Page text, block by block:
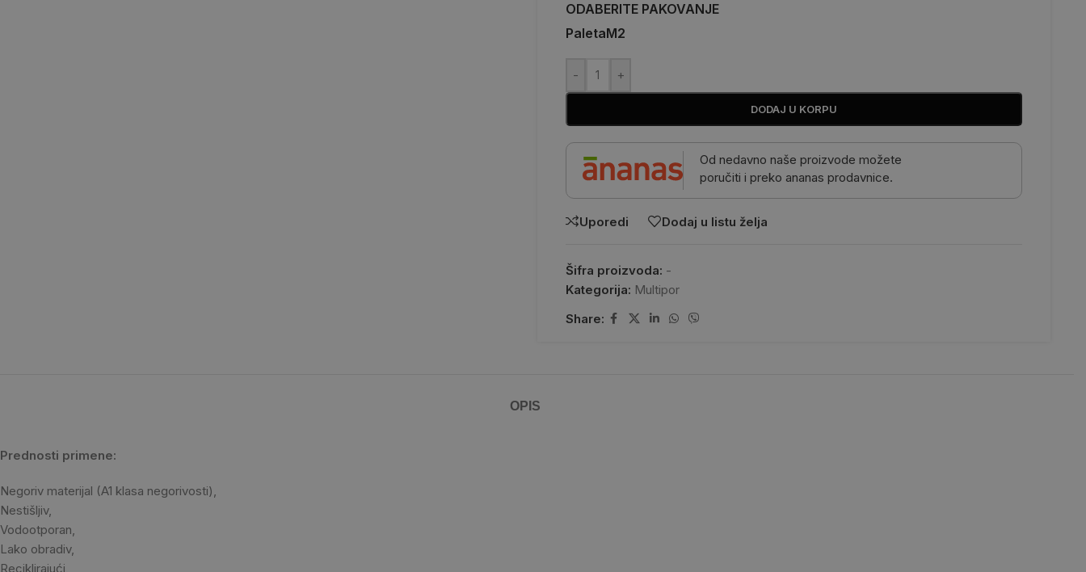
ODABERITE PAKOVANJE
PaletaM2
- +
DODAJ U KORPU
Od nedavno naše proizvode možete
poručiti i preko ananas prodavnice.
Uporedi Dodaj u listu želja
Šifra proizvoda: -
Kategorija: Multipor
Share:
OPIS
Prednosti primene:
Negoriv materijal (A1 klasa negorivosti),
Nestišljiv,
Vodootporan,
Lako obradiv,
Reciklirajući,